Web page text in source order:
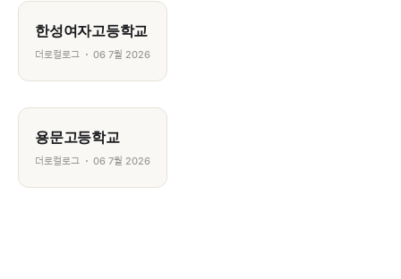
한성여자고등학교
더로컬로그 06 7월 2026
용문고등학교
더로컬로그 06 7월 2026